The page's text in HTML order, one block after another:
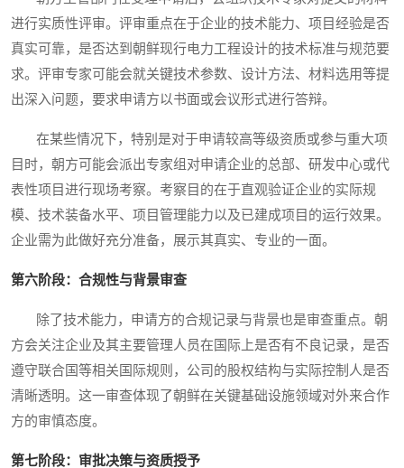
进行实质性评审。评审重点在于企业的技术能力、项目经验是否
真实可靠，是否达到朝鲜现行电力工程设计的技术标准与规范要
求。评审专家可能会就关键技术参数、设计方法、材料选用等提
出深入问题，要求申请方以书面或会议形式进行答辩。
在某些情况下，特别是对于申请较高等级资质或参与重大项
目时，朝方可能会派出专家组对申请企业的总部、研发中心或代
表性项目进行现场考察。考察目的在于直观验证企业的实际规
模、技术装备水平、项目管理能力以及已建成项目的运行效果。
企业需为此做好充分准备，展示其真实、专业的一面。
第六阶段：合规性与背景审查
除了技术能力，申请方的合规记录与背景也是审查重点。朝
方会关注企业及其主要管理人员在国际上是否有不良记录，是否
遵守联合国等相关国际规则，公司的股权结构与实际控制人是否
清晰透明。这一审查体现了朝鲜在关键基础设施领域对外来合作
方的审慎态度。
第七阶段：审批决策与资质授予